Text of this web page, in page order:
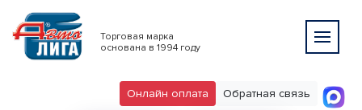
Торговая марка
основана в 1994 году
Обратная связь
Онлайн оплата